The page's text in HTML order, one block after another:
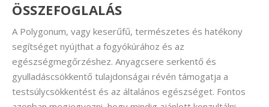
ÖSSZEFOGLALÁS
A Polygonum, vagy keserűfű, természetes és hatékony
segítséget nyújthat a fogyókúrához és az
egészségmegőrzéshez. Anyagcsere serkentő és
gyulladáscsökkentő tulajdonságai révén támogatja a
testsúlycsökkentést és az általános egészséget. Fontos